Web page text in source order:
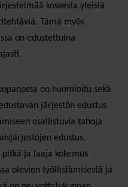
koskevia yleisiä
Tämä myös
on edustettuina
on huomioitu sekä
järjestön edustus
osallistuvia tahoja
edustus.
ja laaja kokemus
olevien työllistämisestä ja